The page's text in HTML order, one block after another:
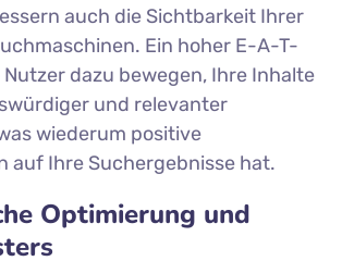
auch die Sichtbarkeit Ihrer
Ein hoher E-A-T-
Nutzer dazu bewegen, Ihre Inhalte
und relevanter
wiederum positive
auf Ihre Suchergebnisse hat.
Optimierung und